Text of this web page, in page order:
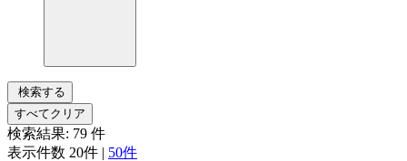
検索する
すべてクリア
検索結果: 79 件
表示件数 20件 | 50件